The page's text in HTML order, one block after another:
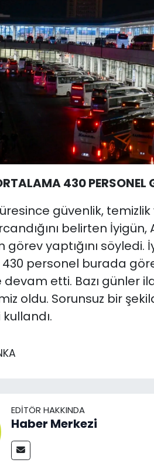
430 PERSONEL
güvenlik,
belirten İyigün,
görev yaptığını söyledi.
personel burada
etti. Bazı günler
oldu. Sorunsuz bir
EDITÖR HAKKINDA
Haber Merkezi